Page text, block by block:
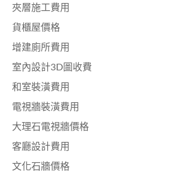
夾層施工費用
貨櫃屋價格
增建廁所費用
室內設計3D圖收費
和室裝潢費用
電視牆裝潢費用
大理石電視牆價格
客廳設計費用
文化石牆價格